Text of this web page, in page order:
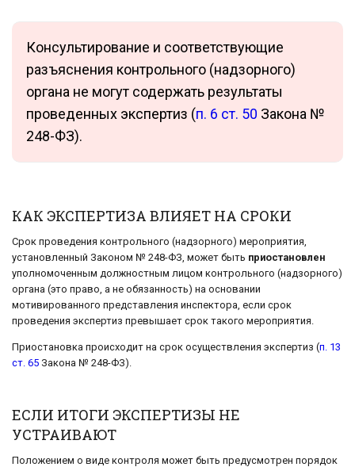
Консультирование и соответствующие
разъяснения контрольного (надзорного)
органа не могут содержать результаты
проведенных экспертиз (п. 6 ст. 50 Закона №
248-ФЗ).
КАК ЭКСПЕРТИЗА ВЛИЯЕТ НА СРОКИ
Срок проведения контрольного (надзорного) мероприятия,
установленный Законом № 248-ФЗ, может быть приостановлен
уполномоченным должностным лицом контрольного (надзорного)
органа (это право, а не обязанность) на основании
мотивированного представления инспектора, если срок
проведения экспертиз превышает срок такого мероприятия.
Приостановка происходит на срок осуществления экспертиз (п. 13
ст. 65 Закона № 248-ФЗ).
ЕСЛИ ИТОГИ ЭКСПЕРТИЗЫ НЕ
УСТРАИВАЮТ
Положением о виде контроля может быть предусмотрен порядок